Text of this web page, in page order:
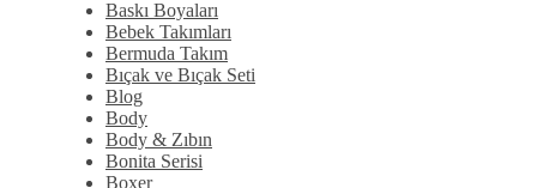
Baskı Boyaları
Bebek Takımları
Bermuda Takım
Bıçak ve Bıçak Seti
Blog
Body
Body & Zıbın
Bonita Serisi
Boxer